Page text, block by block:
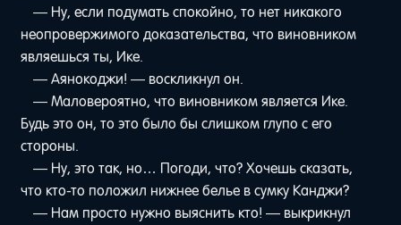
— Ну, если подумать спокойно, то нет никакого
неопровержимого доказательства, что виновником
являешься ты, Ике.
— Аянокоджи! — воскликнул он.
— Маловероятно, что виновником является Ике.
Будь это он, то это было бы слишком глупо с его
стороны.
— Ну, это так, но… Погоди, что? Хочешь сказать,
что кто-то положил нижнее белье в сумку Канджи?
— Нам просто нужно выяснить кто! — выкрикнул